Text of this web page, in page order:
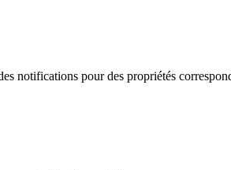
notifications pour des propriétés